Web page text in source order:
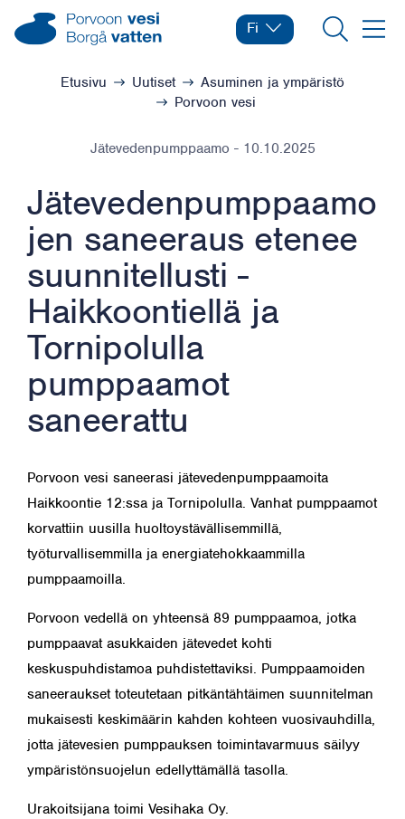
Siirry sisältöön Porvoon vesi – Siirry kotisivulle
Vaihda kieltä
Nykyinen kieli: Suomi
Fi
Hae
Selaa:Etusivu Uutiset
Asuminen ja ympäristö
Porvoon vesi
Jätevedenpumppaamo - 10.10.2025
Jätevedenpumppaamo
jen saneeraus etenee
suunnitellusti -
Haikkoontiellä ja
Tornipolulla
pumppaamot
saneerattu
Porvoon vesi saneerasi jätevedenpumppaamoita
Haikkoontie 12:ssa ja Tornipolulla. Vanhat pumppaamot
korvattiin uusilla huoltoystävällisemmillä,
työturvallisemmilla ja energiatehokkaammilla
pumppaamoilla.
Porvoon vedellä on yhteensä 89 pumppaamoa, jotka
pumppaavat asukkaiden jätevedet kohti
keskuspuhdistamoa puhdistettaviksi. Pumppaamoiden
saneeraukset toteutetaan pitkäntähtäimen suunnitelman
mukaisesti keskimäärin kahden kohteen vuosivauhdilla,
jotta jätevesien pumppauksen toimintavarmuus säilyy
ympäristönsuojelun edellyttämällä tasolla.
Urakoitsijana toimi Vesihaka Oy.